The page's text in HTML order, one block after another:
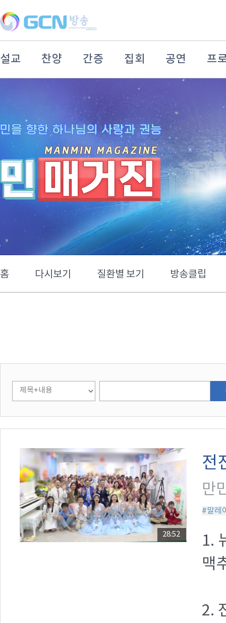
설교 찬양 간증 집회 공연 프
홈 다시보기 질환별 보기 방송클립
28:52
전
만
#말레
1.
맥
2.